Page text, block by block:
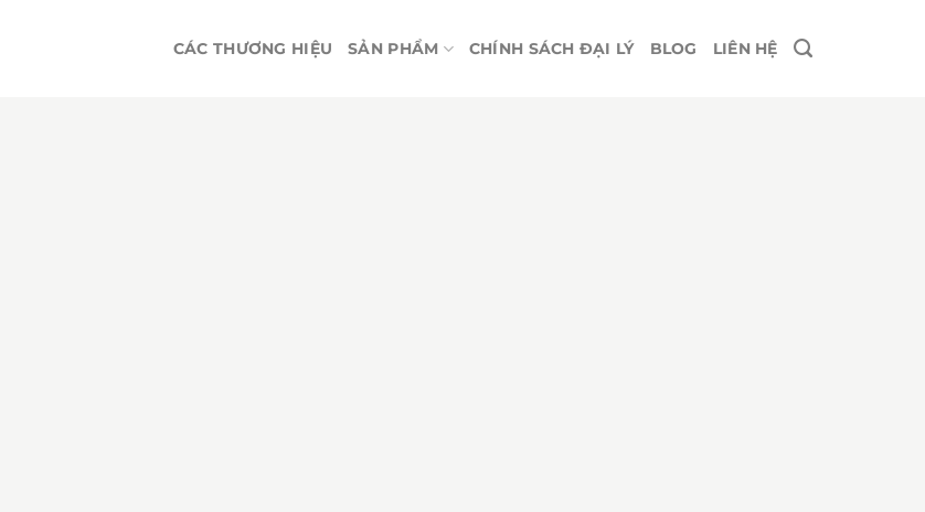
CÁC THƯƠNG HIỆU SẢN PHẨM CHÍNH SÁCH ĐẠI LÝ BLOG LIÊN HỆ